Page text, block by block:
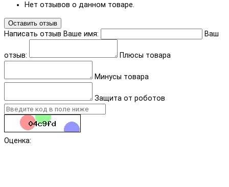
Нет отзывов о данном товаре.
Оставить отзыв
Написать отзыв Ваше имя: Ваш
отзыв: Плюсы товара
Минусы товара
Защита от роботов
Оценка: